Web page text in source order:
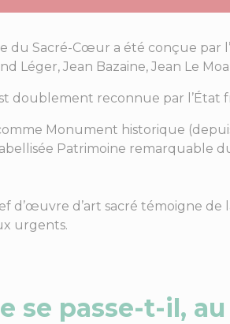
du Sacré-Cœur a été conçue par
Léger, Jean Bazaine, Jean Le
doublement reconnue par l’État
Monument historique
labellisée Patrimoine remarquable
d’œuvre d’art sacré témoigne
urgents.
se passe-t-il,